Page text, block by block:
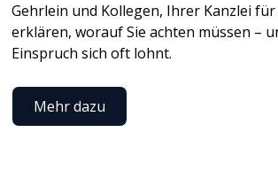
Gehrlein und Kollegen, Ihrer Kanzlei
erklären, worauf Sie achten müssen –
Einspruch sich oft lohnt.
Mehr dazu